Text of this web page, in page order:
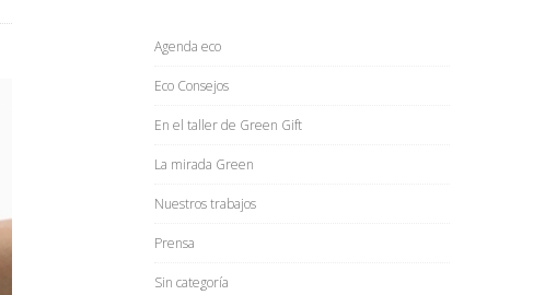
Agenda eco
Eco Consejos
En el taller de Green Gift
La mirada Green
Nuestros trabajos
Prensa
Sin categoría